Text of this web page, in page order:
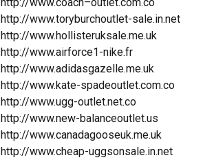
http://www.toryburchoutlet-sale.in.net
http://www.hollisteruksale.me.uk
http://www.airforce1-nike.fr
http://www.adidasgazelle.me.uk
http://www.kate-spadeoutlet.com.co
http://www.ugg-outlet.net.co
http://www.new-balanceoutlet.us
http://www.canadagooseuk.me.uk
http://www.cheap-uggsonsale.in.net